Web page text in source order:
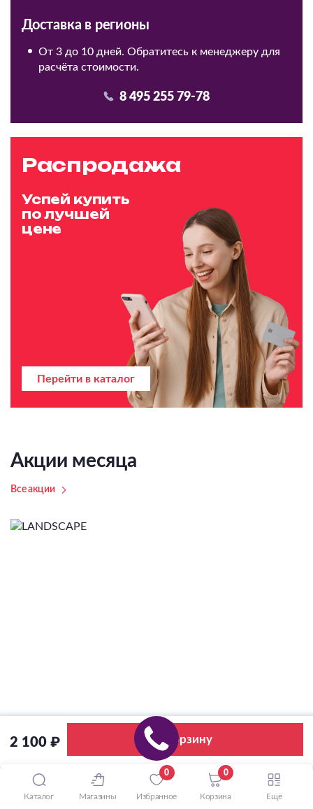
2 100 ₽ В корзину
Доставка в регионы
От 3 до 10 дней. Обратитесь к менеджеру для
расчёта стоимости.
8 495 255 79-78
Распродажа
Успей купить
по лучшей
цене
Перейти в каталог
Акции месяца
Все акции
Каталог Магазины
0
Избранное
0
Корзина Ещё